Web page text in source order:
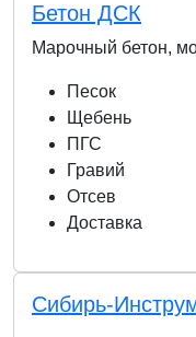
Бетон ДСК
Марочный бетон,
Песок
Щебень
ПГС
Гравий
Отсев
Доставка
Сибирь-